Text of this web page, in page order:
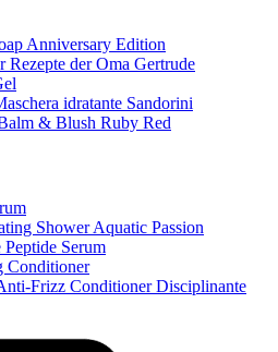
Anniversary Edition
Rezepte der Oma Gertrude
idratante Sandorini
& Blush Ruby Red
Shower Aquatic Passion
Serum
Conditioner
Frizz Conditioner Disciplinante